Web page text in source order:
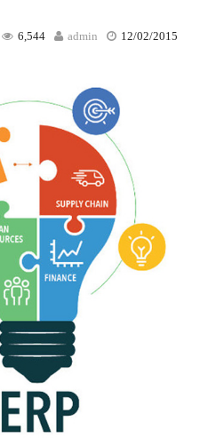
12/02/2015
admin
6,544